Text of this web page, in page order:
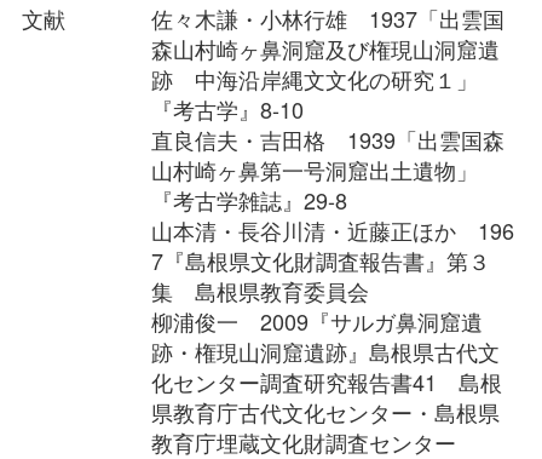
文献
佐々木謙・小林行雄 1937「出雲国
森山村崎ヶ鼻洞窟及び権現山洞窟遺
跡 中海沿岸縄文文化の研究１」
『考古学』8-10
直良信夫・吉田格 1939「出雲国森
山村崎ヶ鼻第一号洞窟出土遺物」
『考古学雑誌』29-8
山本清・長谷川清・近藤正ほか 196
7『島根県文化財調査報告書』第３
集 島根県教育委員会
柳浦俊一 2009『サルガ鼻洞窟遺
跡・権現山洞窟遺跡』島根県古代文
化センター調査研究報告書41 島根
県教育庁古代文化センター・島根県
教育庁埋蔵文化財調査センター